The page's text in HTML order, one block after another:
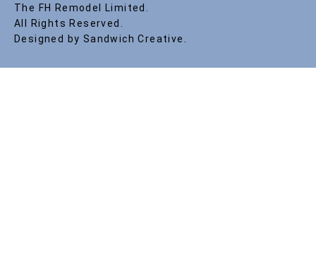
The FH Remodel Limited.
All Rights Reserved.
Designed by Sandwich Creative.